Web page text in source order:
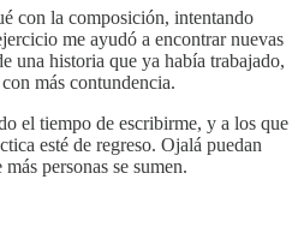
con la composición, intentando
me ayudó a encontrar nuevas
una historia que ya había trabajado,
más contundencia.
el tiempo de escribirme, y a los que
esté de regreso. Ojalá puedan
personas se sumen.